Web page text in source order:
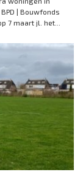
| Bouwfonds
7 maart jl. het...